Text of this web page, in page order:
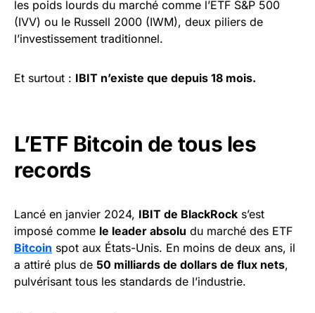
les poids lourds du marché comme l’ETF S&P 500
(IVV) ou le Russell 2000 (IWM), deux piliers de
l’investissement traditionnel.
Et surtout : IBIT n’existe que depuis 18 mois.
L’ETF Bitcoin de tous les
records
Lancé en janvier 2024, IBIT de BlackRock s’est
imposé comme le leader absolu du marché des ETF
Bitcoin spot aux États-Unis. En moins de deux ans, il
a attiré plus de 50 milliards de dollars de flux nets,
pulvérisant tous les standards de l’industrie.